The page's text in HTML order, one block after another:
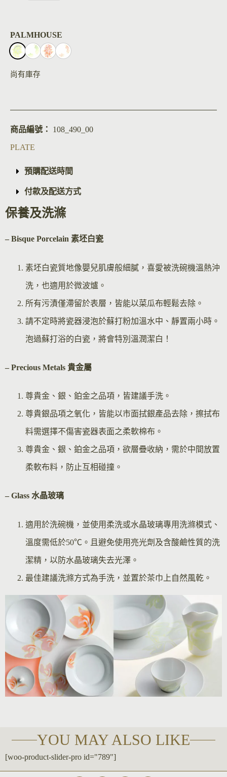
PALMHOUSE
尚有庫存
商品編號： 108_490_00
PLATE
預購配送時間
付款及配送方式
保養及洗滌
– Bisque Porcelain 素坯白瓷
素坯白瓷質地像嬰兒肌膚般細膩，喜愛被洗碗機溫熱沖
洗，也適用於微波爐。
所有污漬僅滯留於表層，皆能以菜瓜布輕鬆去除。
請不定時將瓷器浸泡於蘇打粉加溫水中、靜置兩小時。
泡過蘇打浴的白瓷，將會特別溫潤潔白！
– Precious Metals 貴金屬
尊貴金、銀、鉑金之品項，皆建議手洗。
尊貴銀品項之氧化，皆能以市面拭銀產品去除，擦拭布
料需選擇不傷害瓷器表面之柔軟棉布。
尊貴金、銀、鉑金之品項，欲層疊收納，需於中間放置
柔軟布料，防止互相碰撞。
– Glass 水晶玻璃
適用於洗碗機，並使用柔洗或水晶玻璃專用洗滌模式、
溫度需低於50℃。且避免使用亮光劑及含酸鹼性質的洗
潔精，以防水晶玻璃失去光澤。
最佳建議洗滌方式為手洗，並置於茶巾上自然風乾。
YOU MAY ALSO LIKE
[woo-product-slider-pro id="789"]